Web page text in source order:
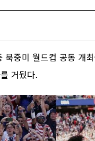
북중미 월드컵 공동 개
거뒀다.